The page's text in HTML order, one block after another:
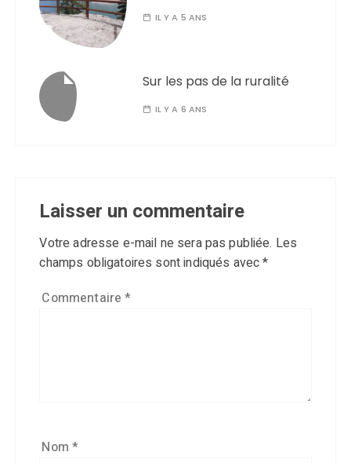
IL Y A 5 ANS
Sur les pas de la ruralité
IL Y A 6 ANS
Laisser un commentaire
Votre adresse e-mail ne sera pas publiée. Les
champs obligatoires sont indiqués avec*
Commentaire*
Nom*